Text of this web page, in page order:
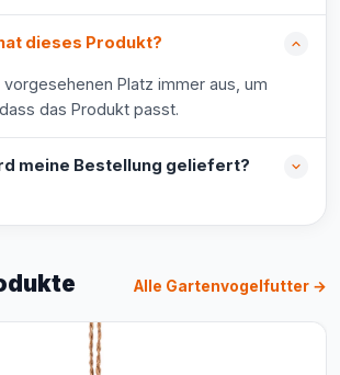
dieses Produkt?
Platz immer aus, um
das Produkt passt.
meine Bestellung geliefert?
Alle Gartenvogelfutter →